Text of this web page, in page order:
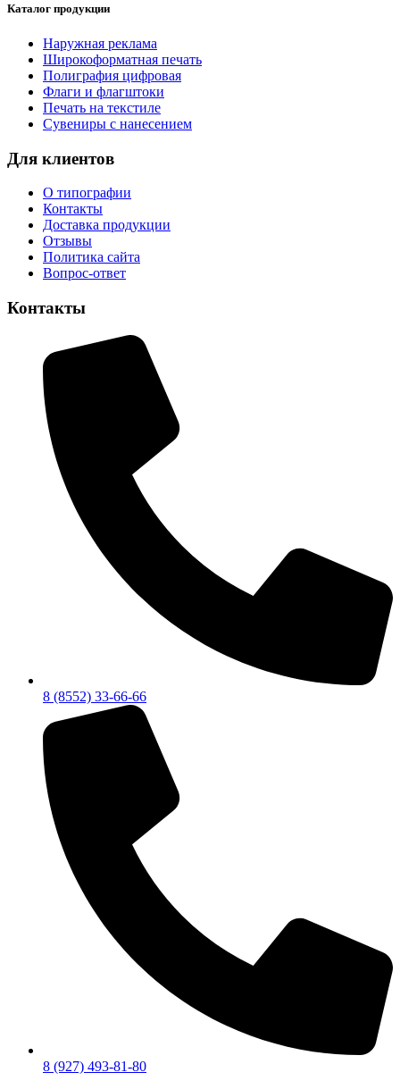
Каталог продукции
Наружная реклама
Широкоформатная печать
Полиграфия цифровая
Флаги и флагштоки
Печать на текстиле
Сувениры с нанесением
Для клиентов
О типографии
Контакты
Доставка продукции
Отзывы
Политика сайта
Вопрос-ответ
Контакты
8 (8552) 33-66-66
8 (927) 493-81-80